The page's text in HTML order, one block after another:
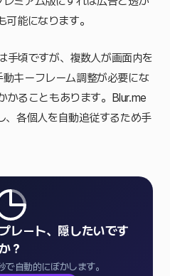
能になります。
手頃ですが、複数人が画面内を
キーフレーム調整が必要にな
かることもあります。Blur.me
、各個人を自動追従するため手
レート、隠したいです
？
自動的にぼかします。